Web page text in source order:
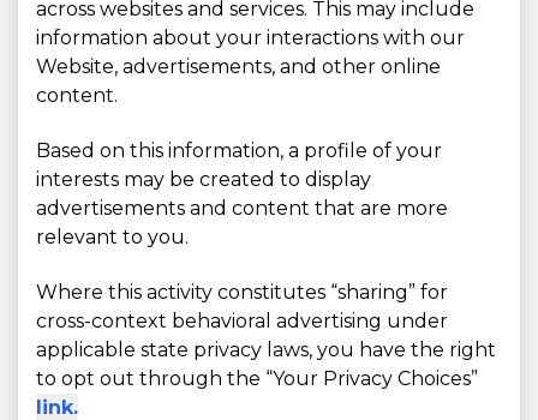
across websites and services. This may include
information about your interactions with our
Website, advertisements, and other online
content.
Based on this information, a profile of your
interests may be created to display
advertisements and content that are more
relevant to you.
Where this activity constitutes “sharing” for
cross-context behavioral advertising under
applicable state privacy laws, you have the right
to opt out through the “Your Privacy Choices”
link.